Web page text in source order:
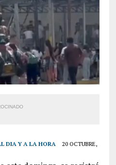
DIA Y A LA HORA
20 OCTUBRE,